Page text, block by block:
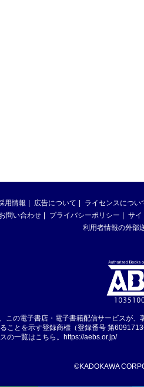
用情報 広告について ライセンスについ
お問い合わせ プライバシーポリシー サイ
利用者情報の外部
この電子書店・電子書籍配信サービスが
ことを示す登録商標（登録番号 第
の一覧はこちら。 https://aebs.or.jp/
©KADOKAWA